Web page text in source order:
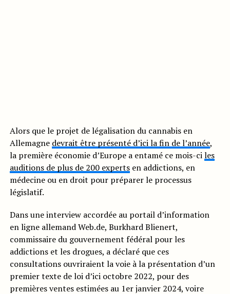
Alors que le projet de légalisation du cannabis en
Allemagne devrait être présenté d’ici la fin de l’année,
la première économie d’Europe a entamé ce mois-ciles
auditions de plus de 200 expertsen addictions, en
médecine ou en droit pour préparer le processus
législatif.
Dans une interview accordée au portail d’information
en ligne allemand Web.de, Burkhard Blienert,
commissaire du gouvernement fédéral pour les
addictions et les drogues, a déclaré que ces
consultations ouvriraient la voie à la présentation d’un
premier texte de loi d’ici octobre 2022, pour des
premières ventes estimées au 1er janvier 2024, voire